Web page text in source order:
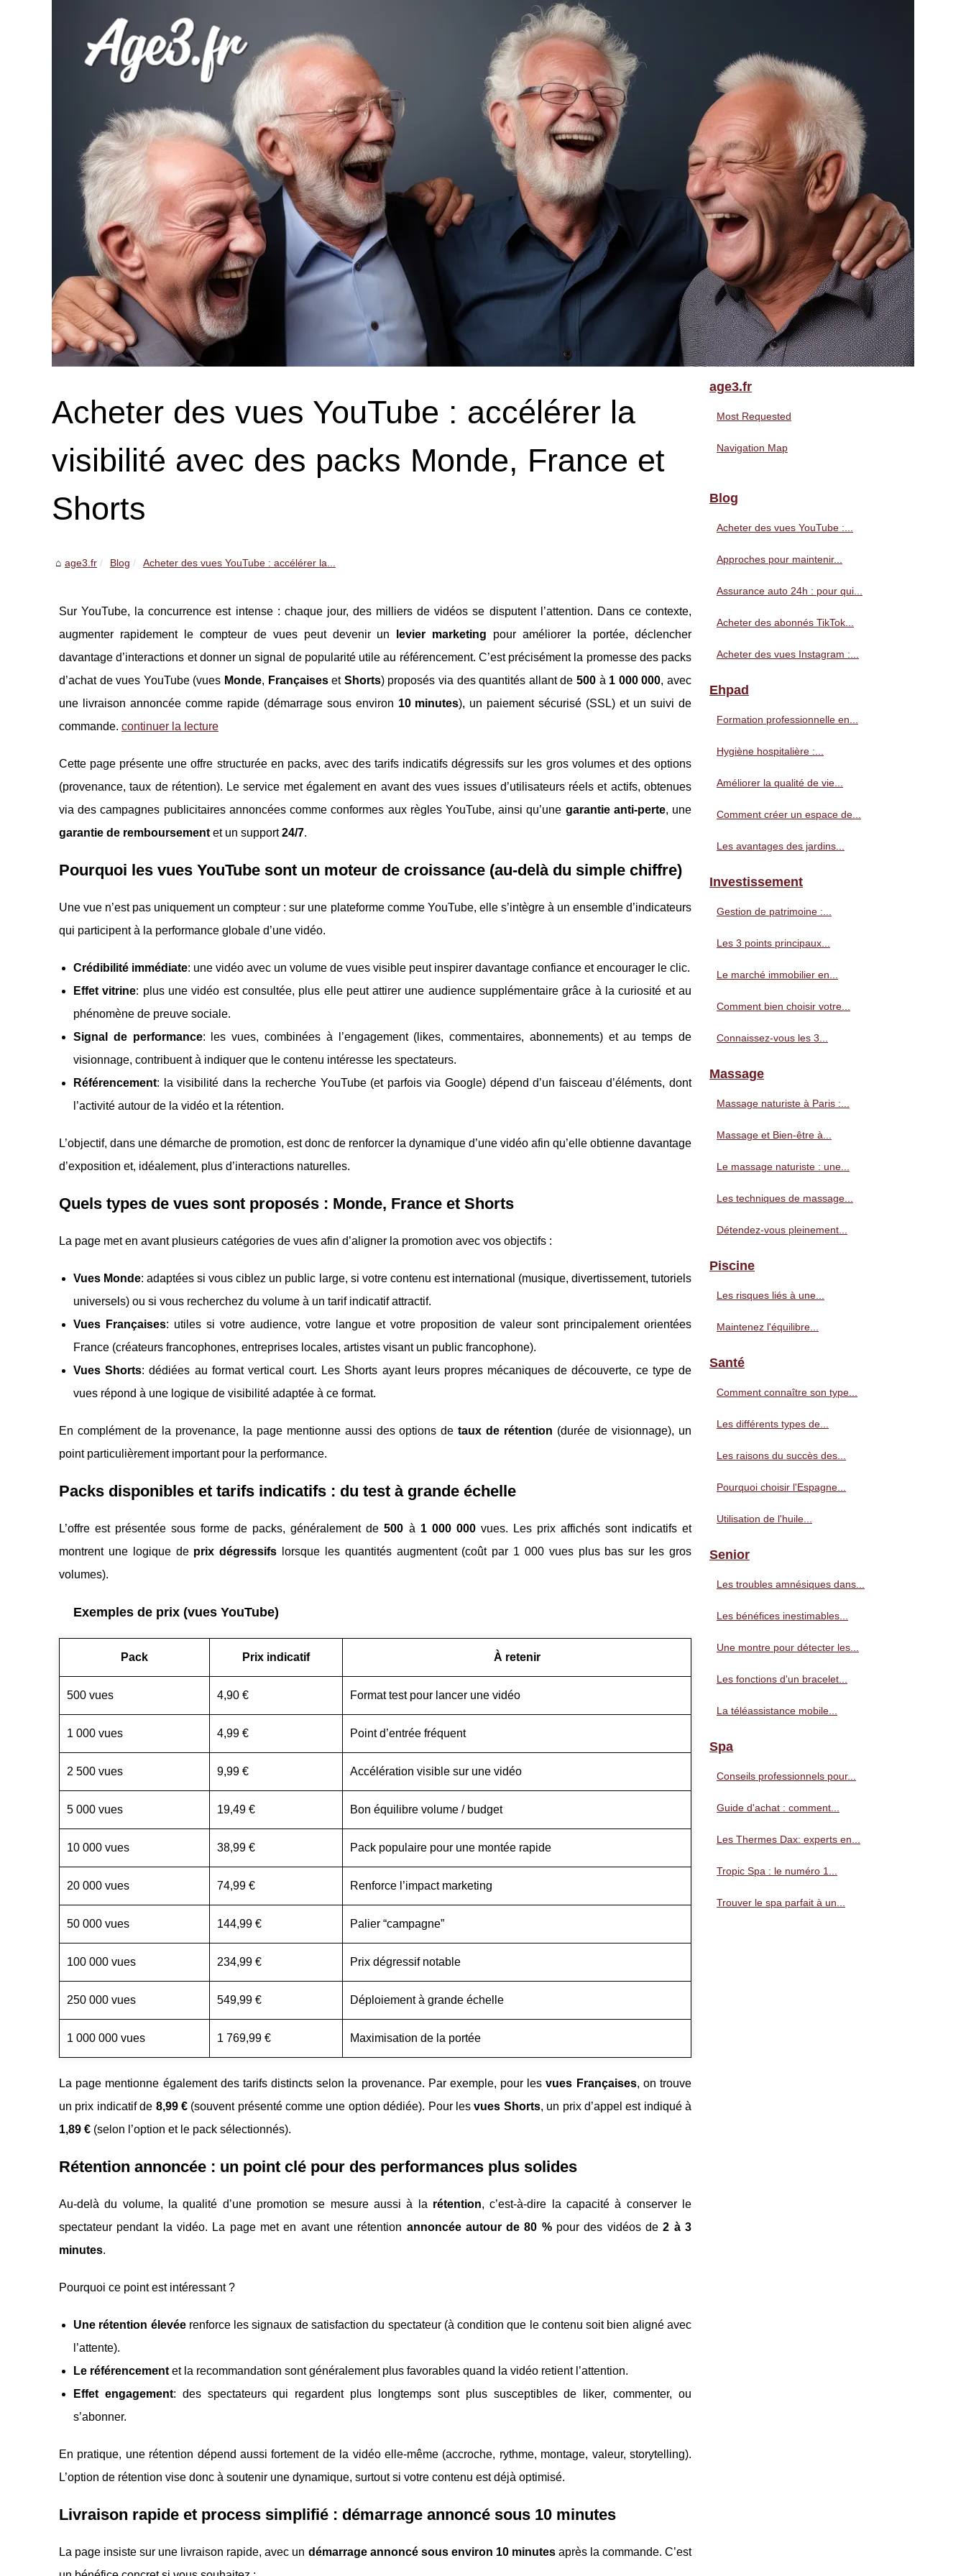
Acheter des vues YouTube : accélérer la
visibilité avec des packs Monde, France et
Shorts
age3.fr Blog Acheter des vues YouTube : accélérer la...
Sur YouTube, la concurrence est intense : chaque jour, des milliers de vidéos se disputent l’attention. Dans ce contexte,
augmenter rapidement le compteur de vues peut devenir un
levier marketing pour améliorer la portée, déclencher
davantage d’interactions et donner un signal de popularité utile au référencement. C’est précisément la promesse des packs
d’achat de vues YouTube (vues Monde, Françaiseset Shorts) proposés via des quantités allant de500 à 1 000 000, avec
une livraison annoncée comme rapide (démarrage sous environ 10 minutes), un paiement sécurisé (SSL) et un suivi de
commande. continuer la lecture
Cette page présente une offre structurée en packs, avec des tarifs indicatifs dégressifs sur les gros volumes et des options
(provenance, taux de rétention). Le service met également en avant des vues issues d’utilisateurs réels et actifs, obtenues
via des campagnes publicitaires annoncées comme conformes aux règles YouTube, ainsi qu’une garantie anti-perte, une
garantie de remboursement et un support24/7.
Pourquoi les vues YouTube sont un moteur de croissance (au-delà du simple chiffre)
Une vue n’est pas uniquement un compteur : sur une plateforme comme YouTube, elle s’intègre à un ensemble d’indicateurs
qui participent à la performance globale d’une vidéo.
Crédibilité immédiate: une vidéo avec un volume de vues visible peut inspirer davantage confiance et encourager le clic.
Effet vitrine: plus une vidéo est consultée, plus elle peut attirer une audience supplémentaire grâce à la curiosité et au
phénomène de preuve sociale.
Signal de performance: les vues, combinées à l’engagement (likes, commentaires, abonnements) et au temps de
visionnage, contribuent à indiquer que le contenu intéresse les spectateurs.
Référencement: la visibilité dans la recherche YouTube (et parfois via Google) dépend d’un faisceau d’éléments, dont
l’activité autour de la vidéo et la rétention.
L’objectif, dans une démarche de promotion, est donc de renforcer la dynamique d’une vidéo afin qu’elle obtienne davantage
d’exposition et, idéalement, plus d’interactions naturelles.
Quels types de vues sont proposés : Monde, France et Shorts
La page met en avant plusieurs catégories de vues afin d’aligner la promotion avec vos objectifs :
Vues Monde: adaptées si vous ciblez un public large, si votre contenu est international (musique, divertissement, tutoriels
universels) ou si vous recherchez du volume à un tarif indicatif attractif.
Vues Françaises: utiles si votre audience, votre langue et votre proposition de valeur sont principalement orientées
France (créateurs francophones, entreprises locales, artistes visant un public francophone).
Vues Shorts: dédiées au format vertical court. Les Shorts ayant leurs propres mécaniques de découverte, ce type de
vues répond à une logique de visibilité adaptée à ce format.
En complément de la provenance, la page mentionne aussi des options detaux de rétention (durée de visionnage), un
point particulièrement important pour la performance.
Packs disponibles et tarifs indicatifs : du test à grande échelle
L’offre est présentée sous forme de packs, généralement de500 à 1 000 000vues. Les prix affichés sont indicatifs et
montrent une logique de prix dégressifs lorsque les quantités augmentent (coût par 1 000 vues plus bas sur les gros
volumes).
Exemples de prix (vues YouTube)
Pack Prix indicatif À retenir
500 vues 4,90 € Format test pour lancer une vidéo
1 000 vues 4,99 € Point d’entrée fréquent
2 500 vues 9,99 € Accélération visible sur une vidéo
5 000 vues 19,49 € Bon équilibre volume / budget
10 000 vues 38,99 € Pack populaire pour une montée rapide
20 000 vues 74,99 € Renforce l’impact marketing
50 000 vues 144,99 € Palier “campagne”
100 000 vues 234,99 € Prix dégressif notable
250 000 vues 549,99 € Déploiement à grande échelle
1 000 000 vues 1 769,99 € Maximisation de la portée
La page mentionne également des tarifs distincts selon la provenance. Par exemple, pour lesvues Françaises, on trouve
un prix indicatif de 8,99 €(souvent présenté comme une option dédiée). Pour lesvues Shorts, un prix d’appel est indiqué à
1,89 € (selon l’option et le pack sélectionnés).
Rétention annoncée : un point clé pour des performances plus solides
Au-delà du volume, la qualité d’une promotion se mesure aussi à la rétention, c’est-à-dire la capacité à conserver le
spectateur pendant la vidéo. La page met en avant une rétention annoncée autour de 80 %pour des vidéos de2 à 3
minutes.
Pourquoi ce point est intéressant ?
Une rétention élevéerenforce les signaux de satisfaction du spectateur (à condition que le contenu soit bien aligné avec
l’attente).
Le référencement et la recommandation sont généralement plus favorables quand la vidéo retient l’attention.
Effet engagement: des spectateurs qui regardent plus longtemps sont plus susceptibles de liker, commenter, ou
s’abonner.
En pratique, une rétention dépend aussi fortement de la vidéo elle-même (accroche, rythme, montage, valeur, storytelling).
L’option de rétention vise donc à soutenir une dynamique, surtout si votre contenu est déjà optimisé.
Livraison rapide et process simplifié : démarrage annoncé sous 10 minutes
La page insiste sur une livraison rapide, avec un démarrage annoncé sous environ 10 minutesaprès la commande. C’est
age3.fr
Most Requested
Navigation Map
Blog
Acheter des vues YouTube :...
Approches pour maintenir...
Assurance auto 24h : pour qui...
Acheter des abonnés TikTok...
Acheter des vues Instagram :...
Ehpad
Formation professionnelle en...
Hygiène hospitalière :...
Améliorer la qualité de vie...
Comment créer un espace de...
Les avantages des jardins...
Investissement
Gestion de patrimoine :...
Les 3 points principaux...
Le marché immobilier en...
Comment bien choisir votre...
Connaissez-vous les 3...
Massage
Massage naturiste à Paris :...
Massage et Bien-être à...
Le massage naturiste : une...
Les techniques de massage...
Détendez-vous pleinement...
Piscine
Les risques liés à une...
Maintenez l'équilibre...
Santé
Comment connaître son type...
Les différents types de...
Les raisons du succès des...
Pourquoi choisir l'Espagne...
Utilisation de l'huile...
Senior
Les troubles amnésiques dans...
Les bénéfices inestimables...
Une montre pour détecter les...
Les fonctions d'un bracelet...
La téléassistance mobile...
Spa
Conseils professionnels pour...
Guide d'achat : comment...
Les Thermes Dax: experts en...
Tropic Spa : le numéro 1...
Trouver le spa parfait à un...